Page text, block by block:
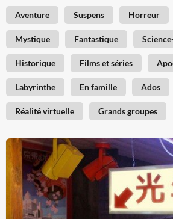
Aventure Suspens Horreur
Mystique Fantastique
Historique Films et séries
Labyrinthe En famille Ados
Réalité virtuelle Grands groupes